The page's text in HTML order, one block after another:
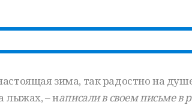
зима, так радостно на
лыжах, – написали в своем письме в